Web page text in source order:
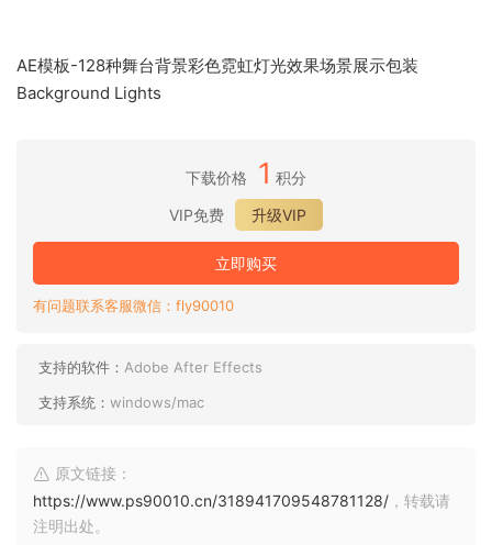
AE模板-128种舞台背景彩色霓虹灯光效果场景展示包装
Background Lights
下载价格 1 积分
VIP免费
升级VIP
立即购买
有问题联系客服微信：fly90010
支持的软件： Adobe After Effects
支持系统： windows/mac
原文链接：
https://www.ps90010.cn/318941709548781128/ ，转载请
注明出处。